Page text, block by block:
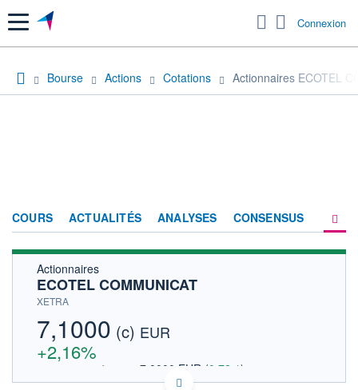
Menu Connexion
Bourse Actions Cotations Actionnaires ECOTEL
COURS ACTUALITÉS ANALYSES CONSENSUS
Actionnaires
ECOTEL COMMUNICAT
XETRA
7,1000 (c) EUR
+2,16%
7,0000 EUR (0,72%)